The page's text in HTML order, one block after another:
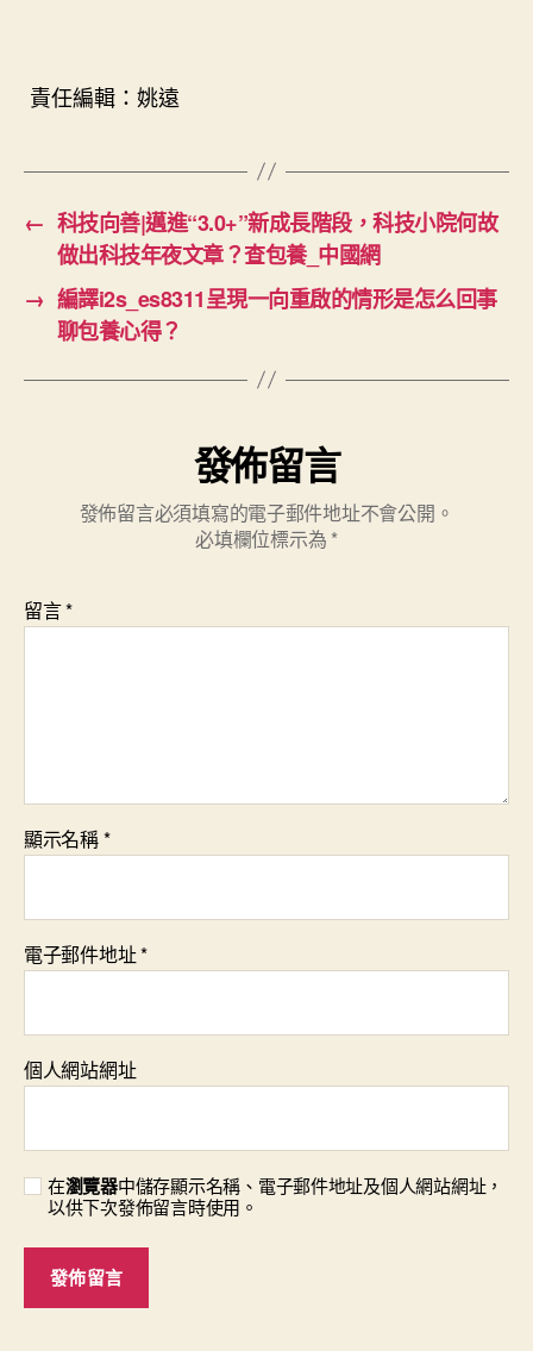
責任編輯：姚遠
← 科技向善|邁進“3.0+”新成長階段，科技小院何故
做出科技年夜文章？查包養_中國網
→ 編譯i2s_es8311呈現一向重啟的情形是怎么回事
聊包養心得？
發佈留言
發佈留言必須填寫的電子郵件地址不會公開。
必填欄位標示為 *
留言*
顯示名稱*
電子郵件地址*
個人網站網址
在瀏覽器中儲存顯示名稱、電子郵件地址及個人網站網址，
以供下次發佈留言時使用。